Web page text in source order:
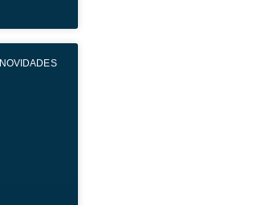
NOVIDADES